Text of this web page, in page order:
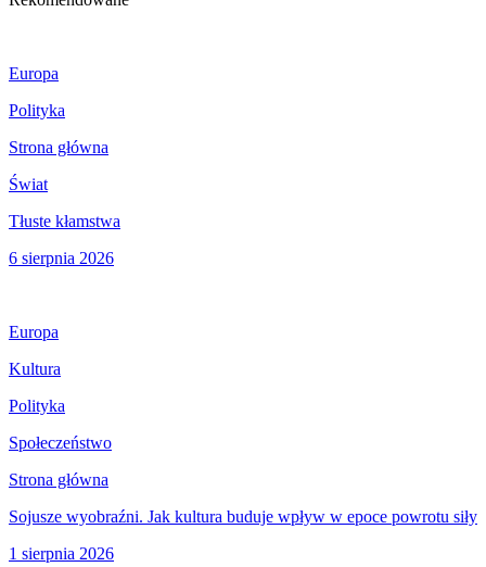
Europa
Polityka
Strona główna
Świat
Tłuste kłamstwa
6 sierpnia 2026
Europa
Kultura
Polityka
Społeczeństwo
Strona główna
Sojusze wyobraźni. Jak kultura buduje wpływ w epoce powrotu siły
1 sierpnia 2026